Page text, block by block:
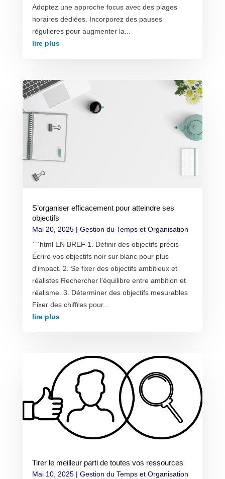
Adoptez une approche focus avec des plages
horaires dédiées. Incorporez des pauses
régulières pour augmenter la...
lire plus
S’organiser efficacement pour atteindre ses
objectifs
Mai 20, 2025| Gestion du Temps et Organisation
```html EN BREF 1. Définir des objectifs précis
Écrire vos objectifs noir sur blanc pour plus
d'impact. 2. Se fixer des objectifs ambitieux et
réalistes Rechercher l'équilibre entre ambition et
réalisme. 3. Déterminer des objectifs mesurables
Fixer des chiffres pour...
lire plus
Tirer le meilleur parti de toutes vos ressources
Mai 10, 2025| Gestion du Temps et Organisation